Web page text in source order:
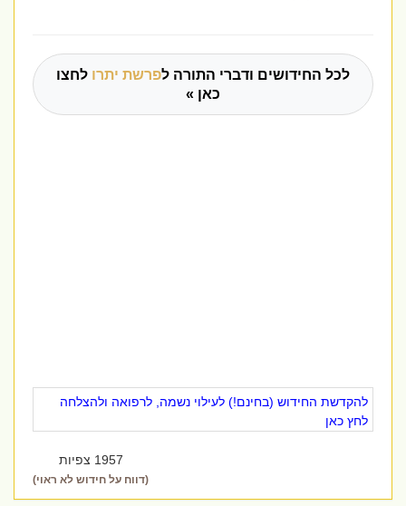
לכל החידושים ודברי התורה לפרשת יתרולחצו
כאן »
להקדשת החידוש (בחינם!) לעילוי נשמה, לרפואה ולהצלחה
לחץ כאן
1957 צפיות
(דווח על חידוש לא ראוי)